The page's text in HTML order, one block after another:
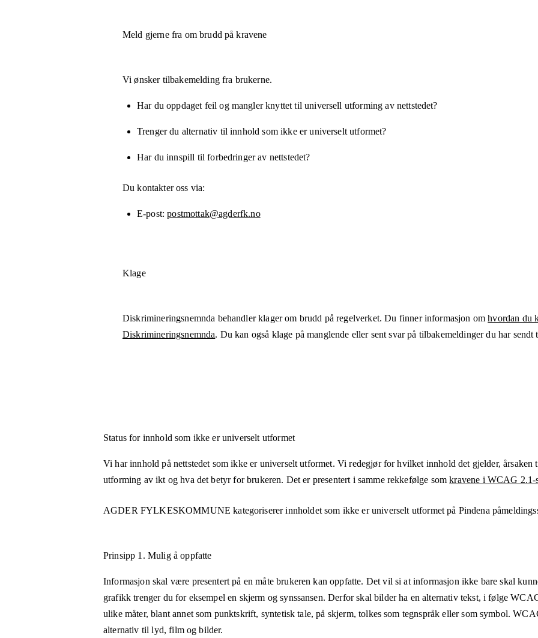
Meld gjerne fra om brudd på kravene
Vi ønsker tilbakemelding fra brukerne.
Har du oppdaget feil og mangler knyttet til universell utforming av nettstedet?
Trenger du alternativ til innhold som ikke er universelt utformet?
Har du innspill til forbedringer av nettstedet?
Du kontakter oss via:
E-post postmottak@agderfk.no
Klage
Diskrimineringsnemnda behandler klager om brudd på regelverket. Du finner informasjon omhvordan du
Diskrimineringsnemnda. Du kan også klage på manglende eller sent svar på tilbakemeldinger du har sendt
Status for innhold som ikke er universelt utformet
Vi har innhold på nettstedet som ikke er universelt utformet. Vi redegjør for hvilket innhold det gjelder,
utforming av ikt og hva det betyr for brukeren. Det er presentert i samme rekkefølge somkravene i WCAG 2.1-
AGDER FYLKESKOMMUNE kategoriserer innholdet som ikke er universelt utformet på Pindena
Prinsipp 1. Mulig å oppfatte
Informasjon skal være presentert på en måte brukeren kan oppfatte. Det vil si at informasjon ikke bare skal
grafikk trenger du for eksempel en skjerm og synssansen. Derfor skal bilder ha en alternativ tekst, i følge
ulike måter, blant annet som punktskrift, syntetisk tale, på skjerm, tolkes som tegnspråk eller som symbol.
alternativ til lyd, film og bilder.